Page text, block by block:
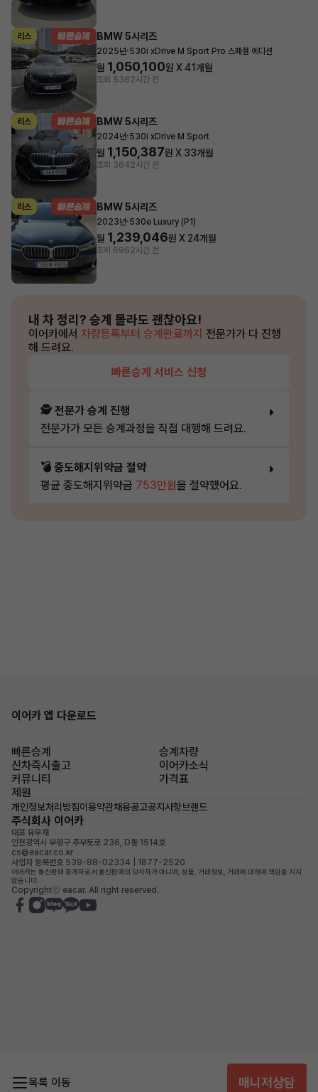
목록 이동 매니저상담
리스 BMW 5시리즈
2025년·530i xDrive M Sport Pro 스페셜 에디션
월 1,050,100원 X41개월
조회 5362시간 전
리스 BMW 5시리즈
2024년·530i xDrive M Sport
월 1,150,387원 X 33개월
조회 3642시간 전
리스 BMW 5시리즈
2023년·530e Luxury (P1)
월 1,239,046원 X 24개월
조회 6962시간 전
내 차 정리? 승계 몰라도 괜찮아요!
이어카에서 차량등록부터 승계완료까지 전문가가 다 진행
해 드려요.
빠른승계 서비스 신청
🕵️ 전문가 승계 진행
전문가가 모든 승계과정을 직접 대행해 드려요.
💣 중도해지위약금 절약
평균 중도해지위약금 753만원을 절약했어요.
이어카 앱 다운로드
빠른승계
승계차량
신차즉시출고
이어카소식
커뮤니티
가격표
제원
개인정보처리방침이용약관채용공고공지사항브랜드
주식회사 이어카
대표 유우재
인천광역시 부평구 주부토로 236, D동 1514호
cs@eacar.co.kr
사업자 등록번호 539-88-02334 | 1877-2520
이어카는 통신판매 중개자로서 통신판매의 당사자가 아니며, 상품, 거래정보, 거래에 대하여 책임을 지지
않습니다.
Copyrightⓒ eacar. All right reserved.